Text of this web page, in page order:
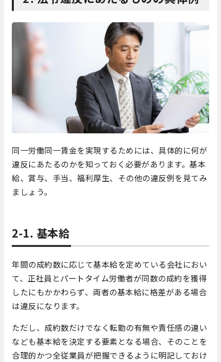
同一労働同一賃金を実現するためには、具体的に何が
違反にあたるのかを知っておく必要があります。基本
給、賞与、手当、福利厚生、その他の違反例を見てみ
ましょう。
2-1. 基本給
年間の成約数に応じて基本給を定めている会社におい
て、正社員とパートタイム労働者が同数の成約を獲得
したにもかかわらず、両者の基本給に格差がある場合
は違反になります。
ただし、成約数だけでなく転勤の有無や責任感の違い
なども基本給を決定する要素となる場合、そのことを
合理的かつ全従業員が把握できるように明記しておけ